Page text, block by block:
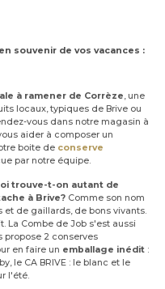
souvenir de vos vacances :
à ramener de Corrèze, une
locaux, typiques de Brive ou
vous dans notre magasin à
aider à composer un
boite de conserve
par notre équipe.
trouve-t-on autant de
à Brive? Comme son nom
de gaillards, de bons vivants.
La Combe de Job s'est aussi
propose 2 conserves
en faire un emballage inédit :
le CA BRIVE : le blanc et le
l'été.